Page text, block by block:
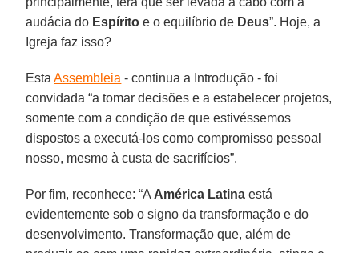
audácia do Espírito e o equilíbrio de Deus”. Hoje, a
Igreja faz isso?
EstaAssembleia - continua a Introdução - foi
convidada “a tomar decisões e a estabelecer projetos,
somente com a condição de que estivéssemos
dispostos a executá-los como compromisso pessoal
nosso, mesmo à custa de sacrifícios”.
Por fim, reconhece: “A América Latina está
evidentemente sob o signo da transformação e do
desenvolvimento. Transformação que, além de